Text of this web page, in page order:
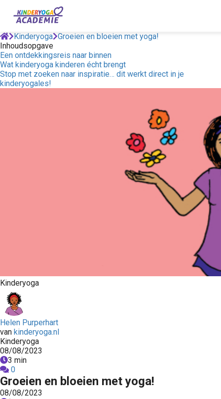
Kinderyoga Groeien en bloeien met yoga!
Inhoudsopgave
Een ontdekkingsreis naar binnen
Wat kinderyoga kinderen écht brengt
Stop met zoeken naar inspiratie… dit werkt direct in je
kinderyogales!
Kinderyoga
Helen Purperhart
van kinderyoga.nl
Kinderyoga
08/08/2023
3 min
0
Groeien en bloeien met yoga!
08/08/2023